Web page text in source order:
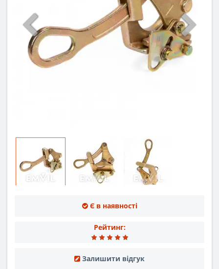
Є в наявності
Рейтинг:
Залишити відгук